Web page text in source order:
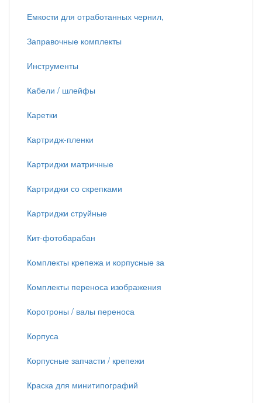
Емкости для отработанных чернил,
Заправочные комплекты
Инструменты
Кабели / шлейфы
Каретки
Картридж-пленки
Картриджи матричные
Картриджи со скрепками
Картриджи струйные
Кит-фотобарабан
Комплекты крепежа и корпусные за
Комплекты переноса изображения
Коротроны / валы переноса
Корпуса
Корпусные запчасти / крепежи
Краска для минитипографий